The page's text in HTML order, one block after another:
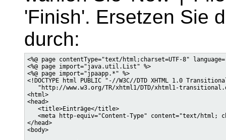
'Finish'. Ersetzen Sie
durch:
<%@ page contentType="text/html;charset=UTF-8"
<%@ page import="java.util.List" %>
<%@ page import="jpaapp.*" %>
<!DOCTYPE html PUBLIC "-//W3C//DTD XHTML 1.0
"http://www.w3.org/TR/xhtml1/DTD/xhtml1-
<html>
<head>
   <title>Einträge</title>
<meta http-equiv="Content-Type" content="text/html;
</head>
<body>